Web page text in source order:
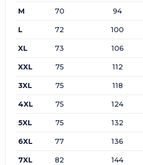
M 70 94
L 72 100
XL 73 106
XXL 75 112
3XL 75 118
4XL 75 124
5XL 75 132
6XL 77 136
7XL 82 144